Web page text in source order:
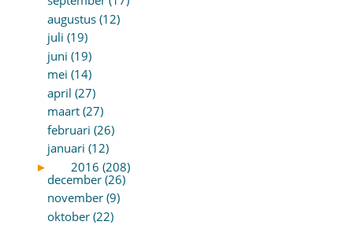
augustus (12)
juli (19)
juni (19)
mei (14)
april (27)
maart (27)
februari (26)
januari (12)
►
2016 (208)
december (26)
november (9)
oktober (22)